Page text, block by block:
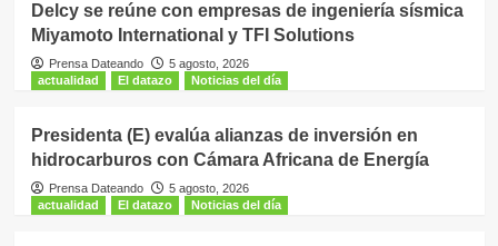
Delcy se reúne con empresas de ingeniería sísmica
Miyamoto International y TFI Solutions
Prensa Dateando
5 agosto, 2026
actualidad
El datazo Noticias del día
Presidenta (E) evalúa alianzas de inversión en
hidrocarburos con Cámara Africana de Energía
Prensa Dateando
5 agosto, 2026
actualidad
El datazo Noticias del día